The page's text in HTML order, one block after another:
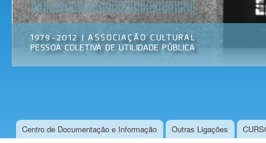
Menu principal
Centro de Documentação e Informação Outras Ligações